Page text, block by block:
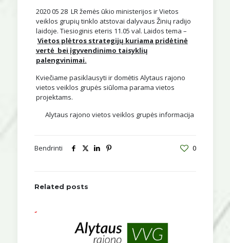
2020 05 28 LR žemės ūkio ministerijos ir Vietos
veiklos grupių tinklo atstovai dalyvaus Žinių radijo
laidoje. Tiesioginis eteris 11.05 val. Laidos tema –
Vietos plėtros strategijų kuriama pridėtinė
vertė bei įgyvendinimo taisyklių
palengvinimai.
Kviečiame pasiklausyti ir domėtis Alytaus rajono
vietos veiklos grupės siūloma parama vietos
projektams.
Alytaus rajono vietos veiklos grupės informacija
Bendrinti 0
Related posts